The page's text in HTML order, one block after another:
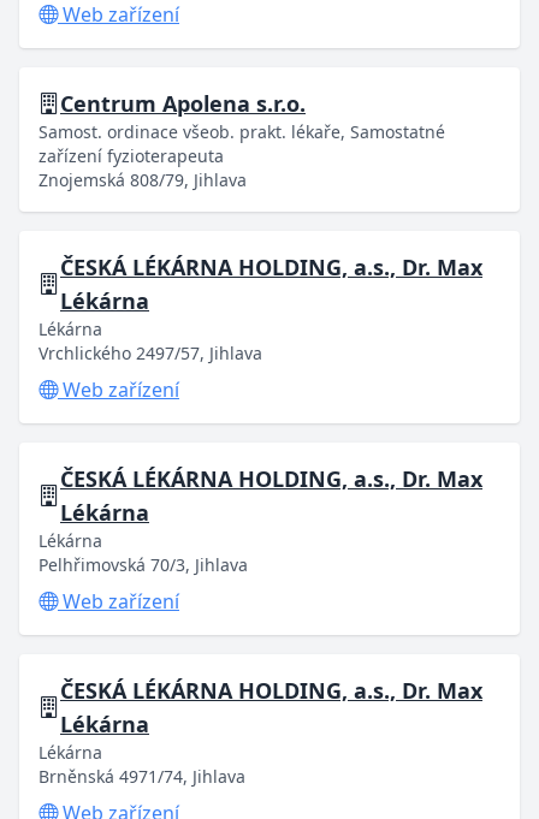
Web zařízení
Centrum Apolena s.r.o.
Samost. ordinace všeob. prakt. lékaře, Samostatné
zařízení fyzioterapeuta
Znojemská 808/79, Jihlava
ČESKÁ LÉKÁRNA HOLDING, a.s., Dr. Max
Lékárna
Lékárna
Vrchlického 2497/57, Jihlava
Web zařízení
ČESKÁ LÉKÁRNA HOLDING, a.s., Dr. Max
Lékárna
Lékárna
Pelhřimovská 70/3, Jihlava
Web zařízení
ČESKÁ LÉKÁRNA HOLDING, a.s., Dr. Max
Lékárna
Lékárna
Brněnská 4971/74, Jihlava
Web zařízení